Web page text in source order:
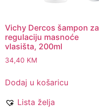
Vichy Dercos šampon za
regulaciju masnoće
vlasišta, 200ml
34,40 KM
Dodaj u košaricu
Lista želja